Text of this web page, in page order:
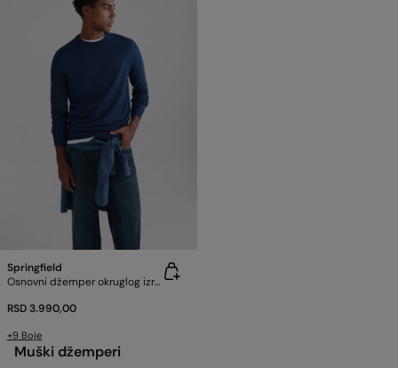
Springfield
Osnovni džemper okruglog izreza
RSD 3.990,00
+9 Boje
Muški džemperi